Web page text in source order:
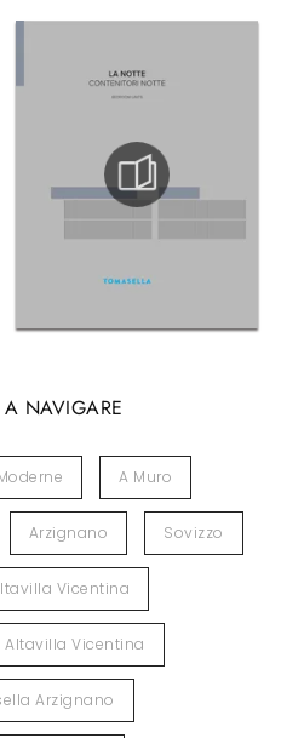
NAVIGARE
A Muro
Arzignano Sovizzo
Vicentina
Altavilla Vicentina
Arzignano